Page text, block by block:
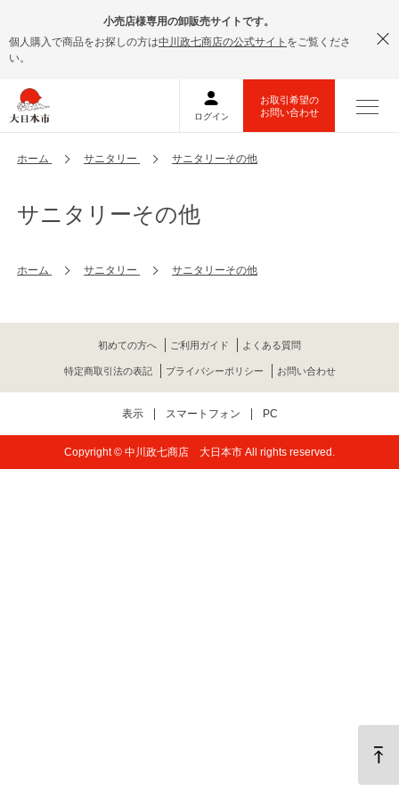
小売店様専用の卸販売サイトです。
個人購入で商品をお探しの方は中川政七商店の公式サイト をご覧くださ
い。
ホーム サニタリー サニタリーその他
サニタリーその他
ホーム サニタリー サニタリーその他
初めての方へ ご利用ガイド よくある質問
特定商取引法の表記 プライバシーポリシー お問い合わせ
表示 スマートフォン PC
Copyright © 中川政七商店 大日本市 All rights reserved.